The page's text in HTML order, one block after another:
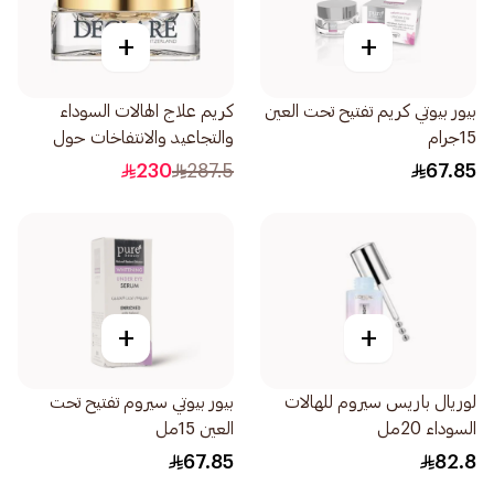
+
بيور بيوتي كريم تفتيح تحت العين
15جرام
67.85
+
كريم علاج الهالات السوداء
والتجاعيد والانتفاخات حول
العين الفاخر 15مل
287.5
230
+
لوريال باريس سيروم للهالات
السوداء 20مل
82.8
+
بيور بيوتي سيروم تفتيح تحت
العين 15مل
67.85